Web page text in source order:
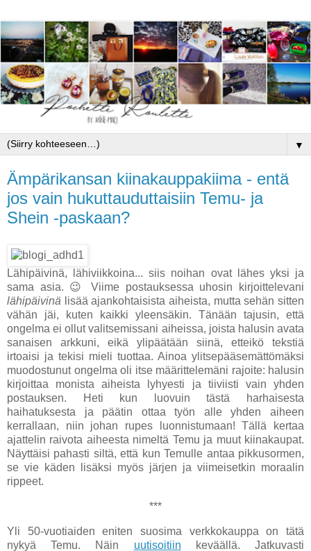
▼
Ämpärikansan kiinakauppakiima - entä
jos vain hukuttauduttaisiin Temu- ja
Shein -paskaan?
Lähipäivinä, lähiviikkoina... siis noihan ovat lähes yksi ja
sama asia. 😉 Viime postauksessa uhosin kirjoittelevani
lähipäivinä lisää ajankohtaisista aiheista, mutta sehän sitten
vähän jäi, kuten kaikki yleensäkin. Tänään tajusin, että
ongelma ei ollut valitsemissani aiheissa, joista halusin avata
sanaisen arkkuni, eikä ylipäätään siinä, etteikö tekstiä
irtoaisi ja tekisi mieli tuottaa. Ainoa ylitsepääsemättömäksi
muodostunut ongelma oli itse määrittelemäni rajoite: halusin
kirjoittaa monista aiheista lyhyesti ja tiiviisti vain yhden
postauksen. Heti kun luovuin tästä harhaisesta
haihatuksesta ja päätin ottaa työn alle yhden aiheen
kerrallaan, niin johan rupes luonnistumaan! Tällä kertaa
ajattelin raivota aiheesta nimeltä Temu ja muut kiinakaupat.
Näyttäisi pahasti siltä, että kun Temulle antaa pikkusormen,
se vie käden lisäksi myös järjen ja viimeisetkin moraalin
rippeet.
***
Yli 50-vuotiaiden eniten suosima verkkokauppa on tätä
nykyä Temu. Näin uutisoitiin keväällä. Jatkuvasti